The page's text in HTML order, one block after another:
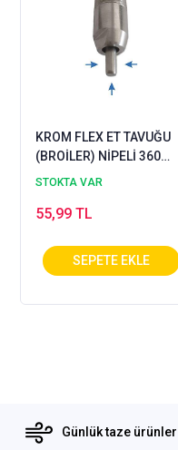
KROM FLEX ET TAVUĞU
(BROİLER) NİPELİ 360
DERECE (NO:7) - 1 ADET
STOKTA VAR
55,99 TL
Günlük taze ürünler